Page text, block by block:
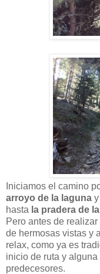
Iniciamos el camino
arroyo de la laguna
hasta la pradera de
Pero antes de
de hermosas vistas y
relax, como ya es
inicio de ruta y
predecesores.